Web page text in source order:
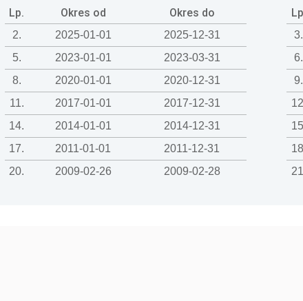
Lp. Okres od Okres do
2. 2025-01-01 2025-12-31 3.
5. 2023-01-01 2023-03-31 6.
8. 2020-01-01 2020-12-31 9.
11. 2017-01-01 2017-12-31
14. 2014-01-01 2014-12-31
17. 2011-01-01 2011-12-31
20. 2009-02-26 2009-02-28